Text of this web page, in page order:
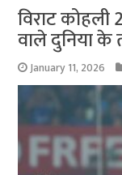
विराट कोहली
वाले दुनिया के
January 11, 2026